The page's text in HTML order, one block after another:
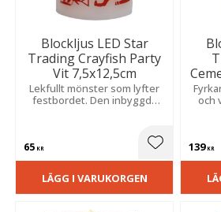
Blockljus LED Star
Trading Crayfish Party
Vit 7,5x12,5cm
Lekfullt mönster som lyfter
festbordet. Den inbyggda
65 KR Lägg till i
LÄGG I VARUKORGEN
och
139KR